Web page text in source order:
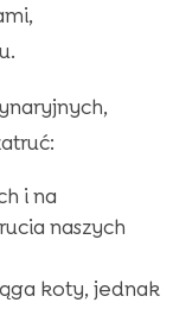
i na
naszych
koty, jednak